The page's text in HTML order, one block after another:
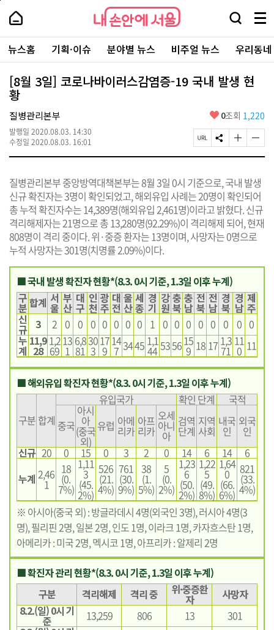
본
로
가
내
손
안
에
서
울
-
서
울
시
대
표
소
통
포
내
손
에
울
검
창
열
기
메
뉴
전
체
보
주
요
서
뉴스홈 기획·이슈 분야별 뉴스 비주얼 뉴스 우리동
[8월 3일] 코로나바이러스감염증-19 국내 발생 현
황
질병관리본부
발행일 2020.08.03. 14:30
수정일 2020.08.03. 16:01
좋
요
0조회 1,220
페
이
R
L
복
사
S
N
유
하
기
글
자
크
게
변
경
하
기
글
자
작
게
변
경
하
기
질병관리본부 중앙방역대책본부는 8월 3일 0시 기준으로, 국내 발생
신규 확진자는 3명이 확인되었고, 해외유입 사례는 20명이 확인되어
총 누적 확진자수는 14,389명(해외유입 2,461명)이라고 밝혔다. 신규
격리해제자는 21명으로 총 13,280명(92.29%)이 격리해제 되어, 현재
808명이 격리 중이다. 위·중증 환자는 13명이며, 사망자는 0명으로
누적 사망자는 301명(치명률 2.09%)이다.
■ 국내 발생 확진자 현황*(8.3. 0시 기준, 1.3일 이후 누계)
구
분합계 서
울
부
산
대
구
인
천
광
주
대
전
울
산
세
종
경
기
강
원
충
북
충
남
전
북
전
남
경
북
경
남
제
주
신
규 3 2 0 0 0 0 0 0 0 1 0 0 0 0 0 0 0 0
누
계
11,9
28
1,2
69
13
1
6,8
81
30
3
17
9
14
7 34451,1
44 535615
9 18 171,3
71
11
0 11
■ 해외유입 확진자 현황*(8.3. 0시 기준, 1.3일 이후 누계)
구분 합계
유입국가 확인 단계
국적
중국
아시
아
(중국
외)
유럽 아메
리카
아프
리카
오세
아니
아
검역
단계
지역
사회
내국
인
외국
인
신규 20 0 15 0 3 2 0 14 6 14
6
누계 2,46
1
18
(0.
7%)
1,11
3
(45.
2%)
526
(21.
4%)
761
(30.
9%)
38
(1.
5%)
5
(0.
2%)
1,23
6
(50.
2%)
1,22
5
(49.
8%)
1,64
0
(66.
6%)
821
(33.
4%)
※ 아시아(중국 외) : 방글라데시 4명(외국인 3명), 러시아 4명(3
명), 필리핀 2명, 일본 2명, 인도 1명, 이라크 1명, 카자흐스탄 1명,
아메리카 : 미국 2명, 멕시코 1명, 아프리카 : 알제리 2명
■ 확진자 관리 현황*(8.3. 0시 기준, 1.3일 이후 누계)
구분
격리해제 격리 중 위·중증환
자
사망자
8.2.(일) 0시 기
준 13,259 806 13
301
페
상
단
로